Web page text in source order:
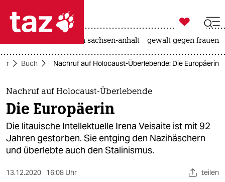
 taz zahl ich
taz zahl ich
themen
politik
öko

taz zahl ich
landtagswahl in sachsen-anhalt gewalt gegen frauen
Buch Nachruf auf Holocaust-Überlebende: Die Europäerin
Nachruf auf Holocaust-Überlebende
Die Europäerin
Die litauische Intellektuelle Irena Veisaite ist mit 92
Jahren gestorben. Sie entging den Nazihäschern
und überlebte auch den Stalinismus.
13.12.2020 16:08 Uhr teilen